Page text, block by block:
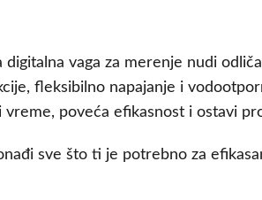
vaga za merenje nudi
fleksibilno napajanje i
poveća efikasnost i ostavi
sve što ti je potrebno za